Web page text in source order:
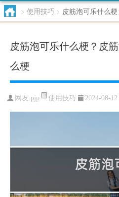
> 使用技巧 > 皮筋泡可乐什么
皮筋泡可乐什么梗？皮
么梗
网友:pjp 使用技巧 2024-08-